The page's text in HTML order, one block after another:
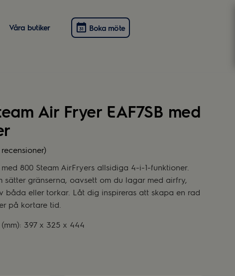
Våra butiker Boka möte
Air Fryer EAF7SB med
recensioner)
800 Steam AirFryers allsidiga 4-i-1-funktioner.
sätter gränserna, oavsett om du lagar med airfry,
båda eller torkar. Låt dig inspireras att skapa en rad
på kortare tid.
397 x 325 x 444